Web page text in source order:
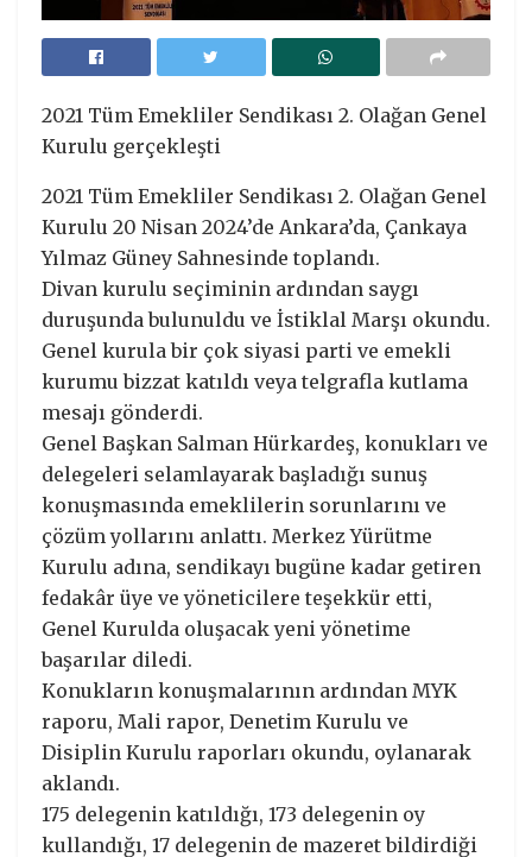
2021 Tüm Emekliler Sendikası 2. Olağan Genel
Kurulu gerçekleşti
2021 Tüm Emekliler Sendikası 2. Olağan Genel
Kurulu 20 Nisan 2024’de Ankara’da, Çankaya
Yılmaz Güney Sahnesinde toplandı.
Divan kurulu seçiminin ardından saygı
duruşunda bulunuldu ve İstiklal Marşı okundu.
Genel kurula bir çok siyasi parti ve emekli
kurumu bizzat katıldı veya telgrafla kutlama
mesajı gönderdi.
Genel Başkan Salman Hürkardeş, konukları ve
delegeleri selamlayarak başladığı sunuş
konuşmasında emeklilerin sorunlarını ve
çözüm yollarını anlattı. Merkez Yürütme
Kurulu adına, sendikayı bugüne kadar getiren
fedakâr üye ve yöneticilere teşekkür etti,
Genel Kurulda oluşacak yeni yönetime
başarılar diledi.
Konukların konuşmalarının ardından MYK
raporu, Mali rapor, Denetim Kurulu ve
Disiplin Kurulu raporları okundu, oylanarak
aklandı.
175 delegenin katıldığı, 173 delegenin oy
kullandığı, 17 delegenin de mazeret bildirdiği